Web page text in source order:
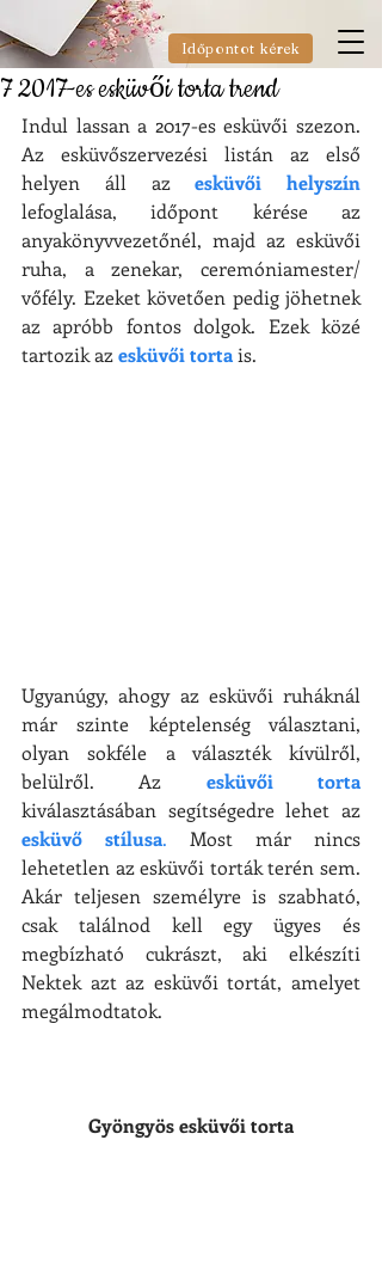
Időpontot kérek
7 2017-es esküvői torta trend
Indul lassan a 2017-es esküvői szezon.
Az esküvőszervezési listán az első
helyen áll az esküvői helyszín
lefoglalása, időpont kérése az
anyakönyvvezetőnél, majd az esküvői
ruha, a zenekar, ceremóniamester/
vőfély. Ezeket követően pedig jöhetnek
az apróbb fontos dolgok. Ezek közé
tartozik az esküvői torta is.
Ugyanúgy, ahogy az esküvői ruháknál
már szinte képtelenség választani,
olyan sokféle a választék kívülről,
belülről. Az esküvői torta
esküvő stílusa. Most már nincs
lehetetlen az esküvői torták terén sem.
Akár teljesen személyre is szabható,
csak találnod kell egy ügyes és
megbízható cukrászt, aki elkészíti
Nektek azt az esküvői tortát, amelyet
megálmodtatok.
Gyöngyös esküvői torta